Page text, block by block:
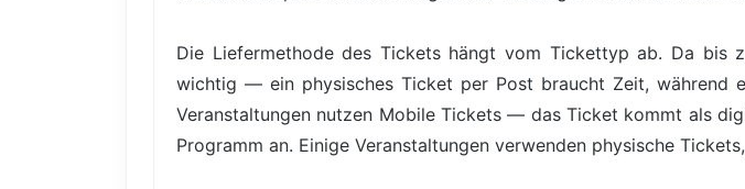
Die Liefermethode des Tickets hängt vom Tickettyp ab. Da bis
wichtig — ein physisches Ticket per Post braucht Zeit,
Veranstaltungen nutzen Mobile Tickets — das Ticket kommt als
Programm an. Einige Veranstaltungen verwenden physische